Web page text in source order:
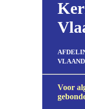
Voor